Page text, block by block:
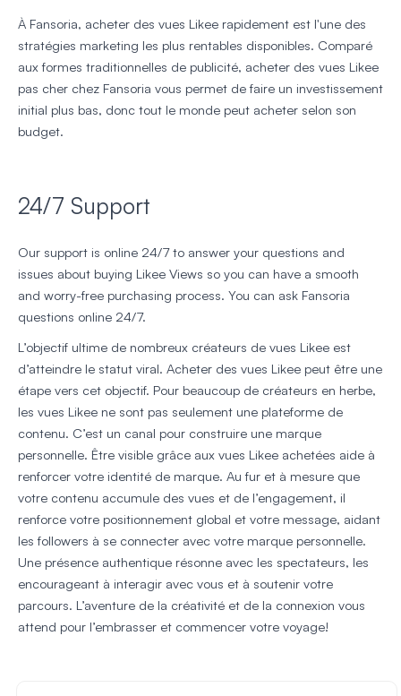
À Fansoria, acheter des vues Likee rapidement est l'une des
stratégies marketing les plus rentables disponibles. Comparé
aux formes traditionnelles de publicité, acheter des vues Likee
pas cher chez Fansoria vous permet de faire un investissement
initial plus bas, donc tout le monde peut acheter selon son
budget.
24/7 Support
Our support is online 24/7 to answer your questions and
issues about buying Likee Views so you can have a smooth
and worry-free purchasing process. You can ask Fansoria
questions online 24/7.
L’objectif ultime de nombreux créateurs de vues Likee est
d’atteindre le statut viral. Acheter des vues Likee peut être une
étape vers cet objectif. Pour beaucoup de créateurs en herbe,
les vues Likee ne sont pas seulement une plateforme de
contenu. C’est un canal pour construire une marque
personnelle. Être visible grâce aux vues Likee achetées aide à
renforcer votre identité de marque. Au fur et à mesure que
votre contenu accumule des vues et de l’engagement, il
renforce votre positionnement global et votre message, aidant
les followers à se connecter avec votre marque personnelle.
Une présence authentique résonne avec les spectateurs, les
encourageant à interagir avec vous et à soutenir votre
parcours. L’aventure de la créativité et de la connexion vous
attend pour l’embrasser et commencer votre voyage!